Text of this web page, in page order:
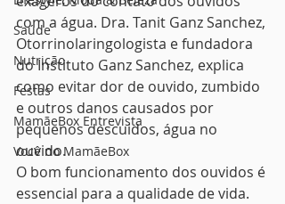
Saúde
Nutrição
Festas
MamãeBox Entrevista
Você no MamãeBox
com a água. Dra. Tanit Ganz Sanchez,
Otorrinolaringologista e fundadora
do Instituto Ganz Sanchez, explica
como evitar dor de ouvido, zumbido
e outros danos causados por
pequenos descuidos, água no
ouvido.
O bom funcionamento dos ouvidos é
essencial para a qualidade de vida.